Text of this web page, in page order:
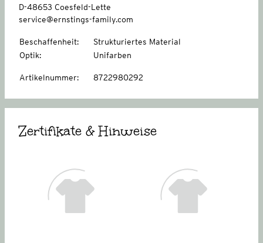
D-48653 Coesfeld-Lette
service@ernstings-family.com
Beschaffenheit:
Strukturiertes Material
Optik: Unifarben
Artikelnummer: 8722980292
Zertifikate & Hinweise